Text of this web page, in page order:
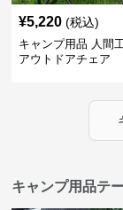
¥5,220 (税込)
キャンプ用品 人間
アウトドアチェア
キャンプ用品テ